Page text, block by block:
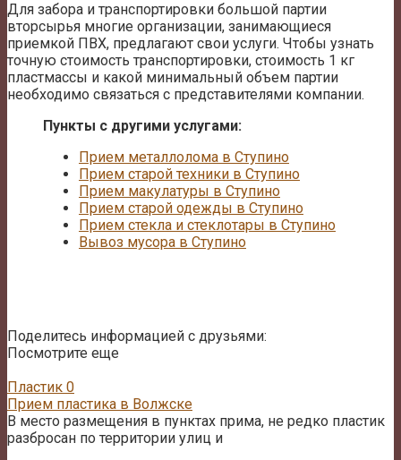
Для забора и транспортировки большой партии
вторсырья многие организации, занимающиеся
приемкой ПВХ, предлагают свои услуги. Чтобы узнать
точную стоимость транспортировки, стоимость 1 кг
пластмассы и какой минимальный объем партии
необходимо связаться с представителями компании.
Пункты с другими услугами:
Прием металлолома в Ступино
Прием старой техники в Ступино
Прием макулатуры в Ступино
Прием старой одежды в Ступино
Прием стекла и стеклотары в Ступино
Вывоз мусора в Ступино
Поделитесь информацией с друзьями:
Посмотрите еще
Пластик 0
Прием пластика в Волжске
В место размещения в пунктах прима, не редко пластик
разбросан по территории улиц и